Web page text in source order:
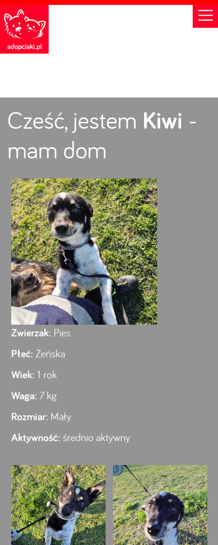
Cześć, jestem Kiwi -
mam dom
Zwierzak: Pies
Płeć: Żeńska
Wiek: 1 rok
Waga: 7 kg
Rozmiar: Mały
Aktywność: średnio aktywny